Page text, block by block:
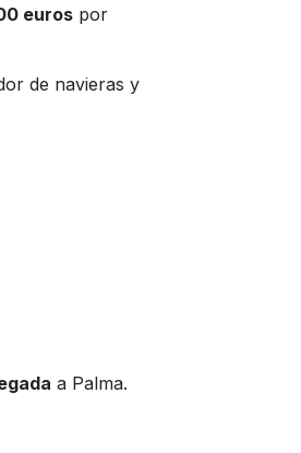
euros por
de navieras y
a Palma.